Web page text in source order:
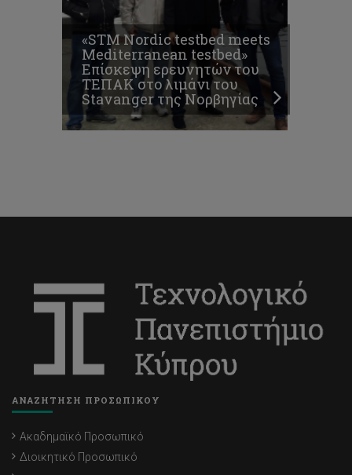
«STM Nordic testbed meets
Mediterranean testbed»
Επίσκεψη ερευνητών του
ΤΕΠΑΚ στο λιμάνι του
Stavanger της Νορβηγίας
ΑΝΑΖΗΤΗΣΗ ΠΡΟΣΩΠΙΚΟΥ
Ακαδημαϊκό Προσωπικό
Διοικητικό Προσωπικό